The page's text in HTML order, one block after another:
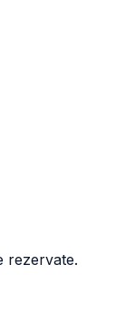
rezervate.